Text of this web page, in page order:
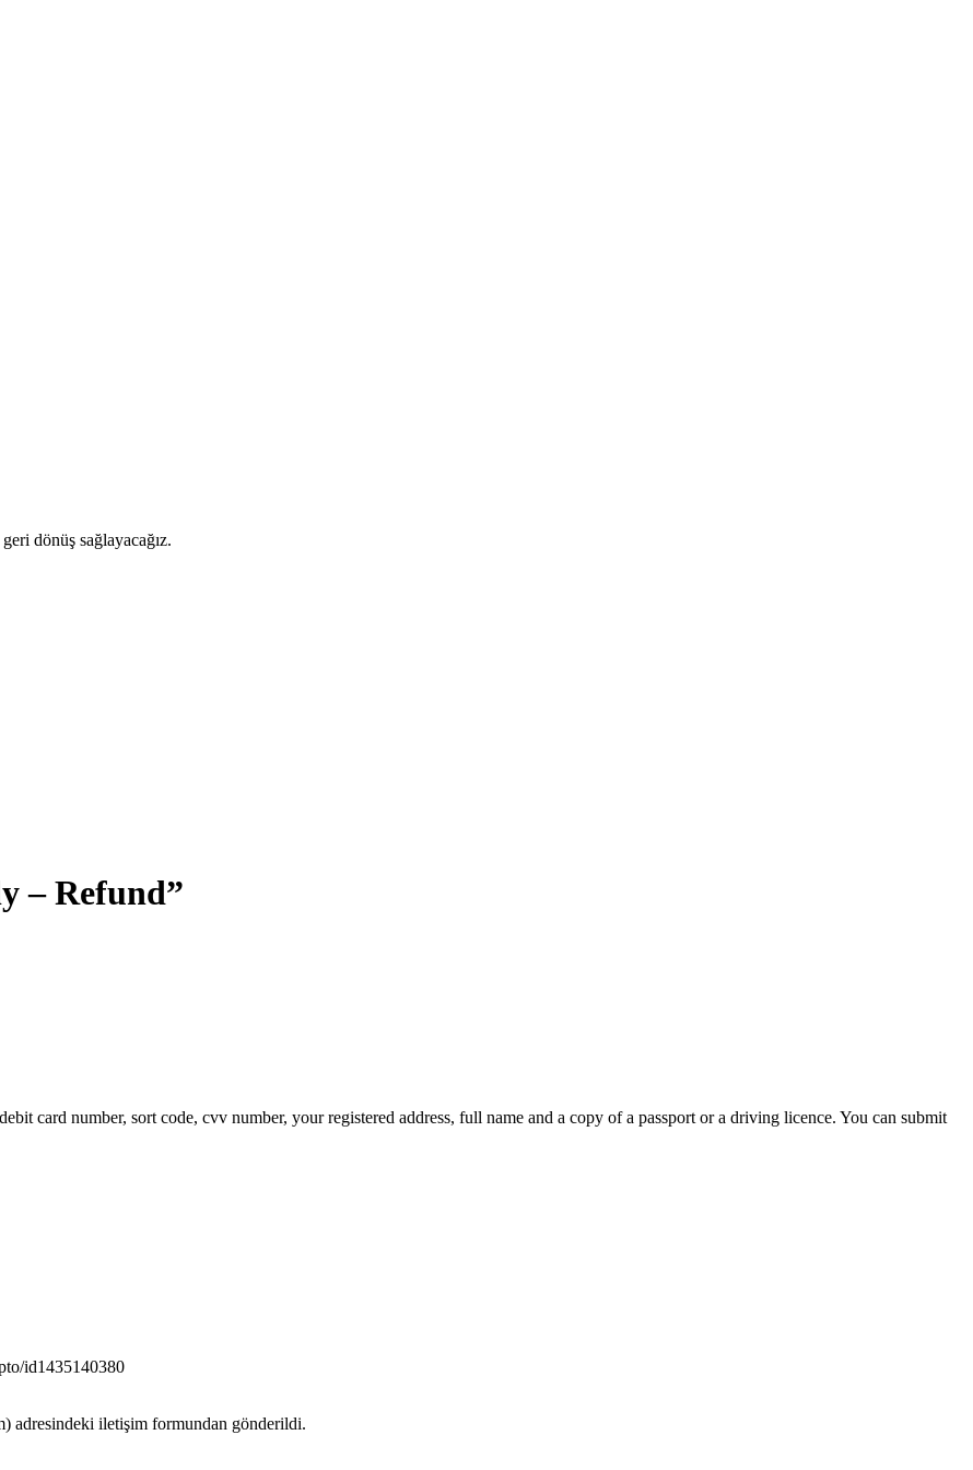
dönüş sağlayacağız.
– Refund”
card number, sort code, cvv number, your registered address, full name and a copy of a passport or a driving licence. You can submit
id1435140380
adresindeki iletişim formundan gönderildi.